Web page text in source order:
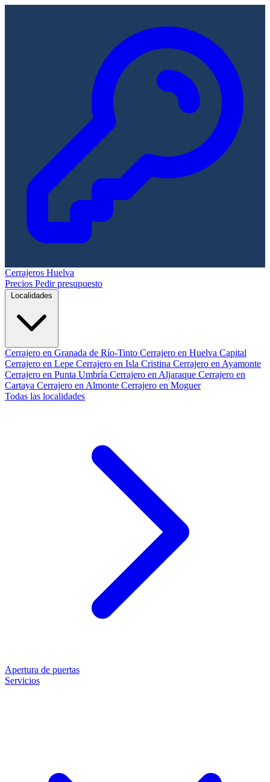
Cerrajeros Huelva
Precios Pedir presupuesto
Localidades
Cerrajero en Granada de Río-Tinto Cerrajero en Huelva Capital
Cerrajero en Lepe Cerrajero en Isla Cristina Cerrajero en Ayamonte
Cerrajero en Punta Umbría Cerrajero en Aljaraque Cerrajero en
Cartaya Cerrajero en Almonte Cerrajero en Moguer
Todas las localidades
Apertura de puertas
Servicios